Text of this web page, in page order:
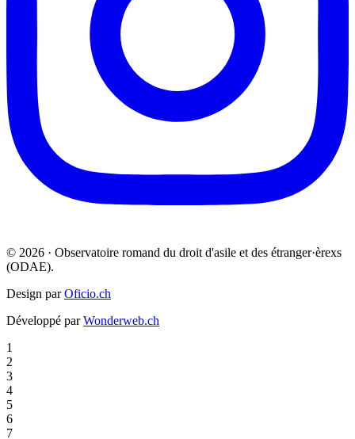
© 2026 · Observatoire romand du droit d'asile et des étranger·èrexs
(ODAE).
Design parOficio.ch
Développé parWonderweb.ch
1
2
3
4
5
6
7